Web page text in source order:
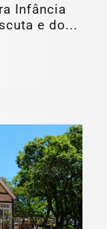
Infância
e do...